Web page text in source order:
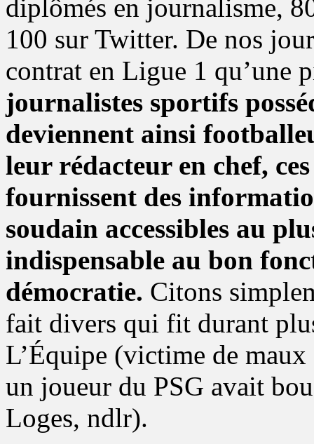
diplômés en journalisme,
100 sur Twitter. De nos
contrat en Ligue 1 qu’une
journalistes sportifs
deviennent ainsi
leur rédacteur en chef,
fournissent des
soudain accessibles au
indispensable au bon
démocratie. Citons
fait divers qui fit durant
L’Équipe (victime de
un joueur du PSG avait
Loges, ndlr).